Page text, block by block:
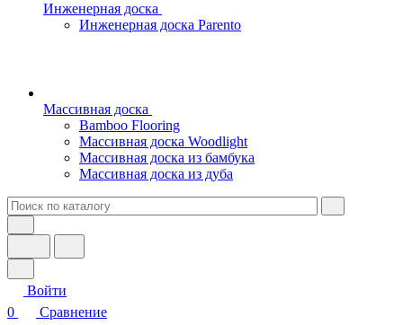
Инженерная доска
Инженерная доска Parento
Массивная доска
Bamboo Flooring
Массивная доска Woodlight
Массивная доска из бамбука
Массивная доска из дуба
Войти
0
Сравнение